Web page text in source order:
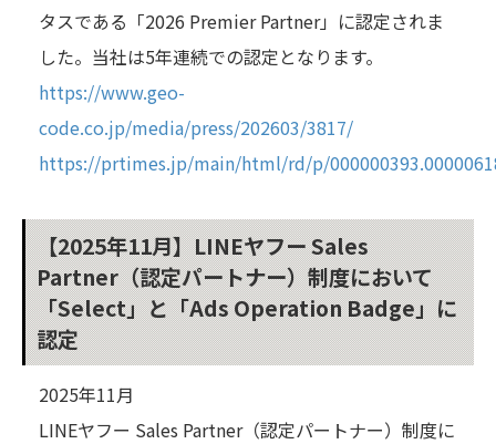
タスである「2026 Premier Partner」に認定されま
した。当社は5年連続での認定となります。
https://www.geo-
code.co.jp/media/press/202603/3817/
https://prtimes.jp/main/html/rd/p/
【2025年11月】LINEヤフー Sales
Partner（認定パートナー）制度において
「Select」と「Ads Operation Badge」に
認定
2025年11月
LINEヤフー Sales Partner（認定パートナー）制度に